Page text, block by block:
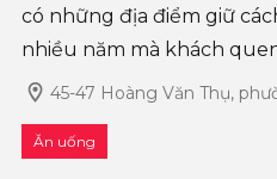
có những địa điểm giữ
nhiều năm mà khách
Quán Ốc má quế Vũng
q
45-47 Hoàng Văn Thụ,
Ăn uống